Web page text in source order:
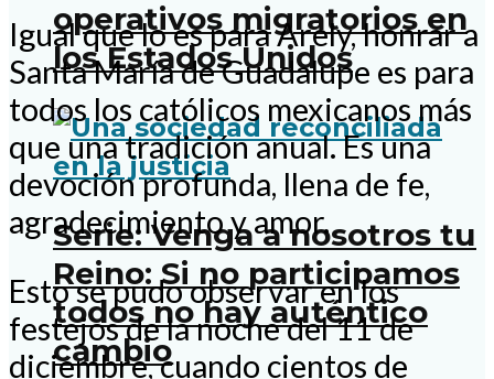
operativos migratorios en
los Estados Unidos
Serie: Venga a nosotros tu
Reino: Si no participamos
todos no hay auténtico
cambio
Igual que lo es para Arely, honrar a
Santa María de Guadalupe es para
todos los católicos mexicanos más
que una tradición anual. Es una
devoción profunda, llena de fe,
agradecimiento y amor.
Esto se pudo observar en los
festejos de la noche del 11 de
diciembre, cuando cientos de